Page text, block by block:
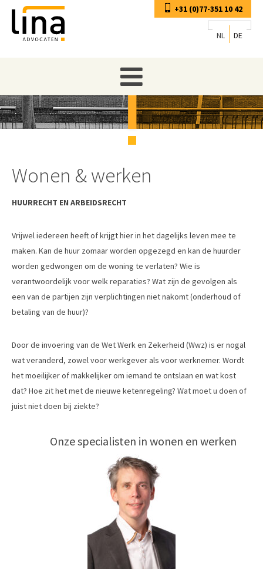
+31 (0)77-351 10 42
NL DE
Wonen & werken
HUURRECHT EN ARBEIDSRECHT
Vrijwel iedereen heeft of krijgt hier in het dagelijks leven mee te
maken. Kan de huur zomaar worden opgezegd en kan de huurder
worden gedwongen om de woning te verlaten? Wie is
verantwoordelijk voor welk reparaties? Wat zijn de gevolgen als
een van de partijen zijn verplichtingen niet nakomt (onderhoud of
betaling van de huur)?
Door de invoering van de Wet Werk en Zekerheid (Wwz) is er nogal
wat veranderd, zowel voor werkgever als voor werknemer. Wordt
het moeilijker of makkelijker om iemand te ontslaan en wat kost
dat? Hoe zit het met de nieuwe ketenregeling? Wat moet u doen of
juist niet doen bij ziekte?
Onze specialisten in wonen en werken